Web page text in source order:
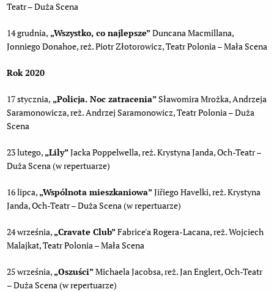
Teatr – Duża Scena
14 grudnia, „Wszystko, co najlepsze”Duncana Macmillana,
Jonniego Donahoe, reż. Piotr Złotorowicz, Teatr Polonia – Mała Scena
Rok 2020
17 stycznia, „Policja. Noc zatracenia”Sławomira Mrożka, Andrzeja
Saramonowicza, reż. Andrzej Saramonowicz, Teatr Polonia – Duża
Scena
23 lutego, „Lily”Jacka Poppelwella, reż. Krystyna Janda, Och-Teatr –
Duża Scena (w repertuarze)
16 lipca, „Wspólnota mieszkaniowa”Jiřiego Havelki, reż. Krystyna
Janda, Och-Teatr – Duża Scena (w repertuarze)
24 września, „Cravate Club”Fabrice'a Rogera-Lacana, reż. Wojciech
Malajkat, Teatr Polonia – Mała Scena
25 września, „Oszuści”Michaela Jacobsa, reż. Jan Englert, Och-Teatr
– Duża Scena (w repertuarze)